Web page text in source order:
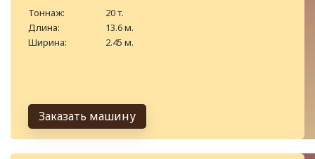
Тоннаж:
20 т.
Длина:
13.6 м.
Ширина:
2.45 м.
Заказать машину